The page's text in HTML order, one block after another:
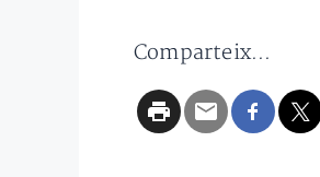
Comparteix...